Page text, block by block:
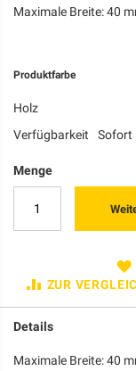
Maximale Breite: 40
Produktfarbe
Holz
Verfügbarkeit
Sofort
Menge
ZUR
Details
Maximale Breite: 40